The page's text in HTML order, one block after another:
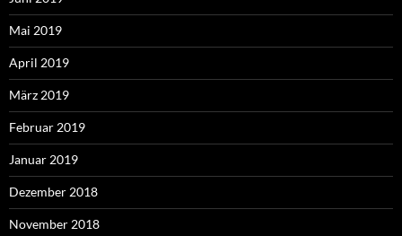
Mai 2019
April 2019
März 2019
Februar 2019
Januar 2019
Dezember 2018
November 2018